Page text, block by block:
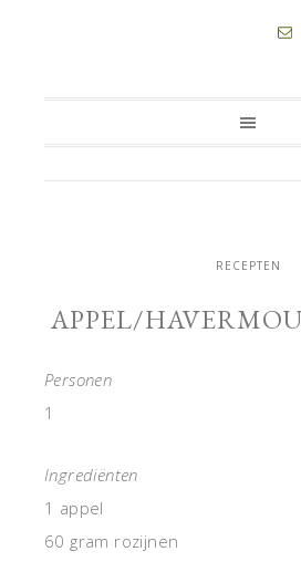
RECEPTEN
APPEL/
Personen
1
Ingrediënten
1 appel
60 gram rozijnen